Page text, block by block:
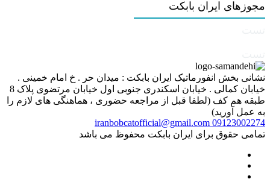
مجوزهای ایران بابکت
نشانی بخش انفورماتیک ایران بابکت : میدان حر . خ امام خمینی .
خیابان کمالی . خیابان اسکندری جنوبی اول خیابان مرتضوی پلاک 8
طبقه هم کف (لطفا قبل از مراجعه حضوری ، هماهنگی های لازم را
به عمل آورید)
09123002274
iranbobcatofficial@gmail.com
تمامی حقوق برای ایران بابکت محفوظ می باشد